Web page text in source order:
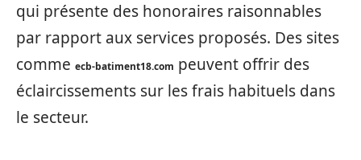
qui présente des honoraires raisonnables
par rapport aux services proposés. Des sites
comme ecb-batiment18.com peuvent offrir des
éclaircissements sur les frais habituels dans
le secteur.